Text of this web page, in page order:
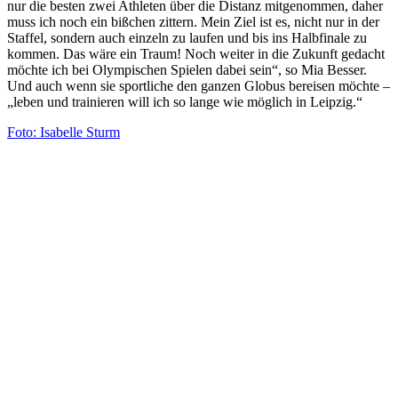
nur die besten zwei Athleten über die Distanz mitgenommen, daher
muss ich noch ein bißchen zittern. Mein Ziel ist es, nicht nur in der
Staffel, sondern auch einzeln zu laufen und bis ins Halbfinale zu
kommen. Das wäre ein Traum! Noch weiter in die Zukunft gedacht
möchte ich bei Olympischen Spielen dabei sein“, so Mia Besser.
Und auch wenn sie sportliche den ganzen Globus bereisen möchte –
„leben und trainieren will ich so lange wie möglich in Leipzig.“
Foto: Isabelle Sturm